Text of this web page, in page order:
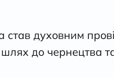
духовним
до чернецтва